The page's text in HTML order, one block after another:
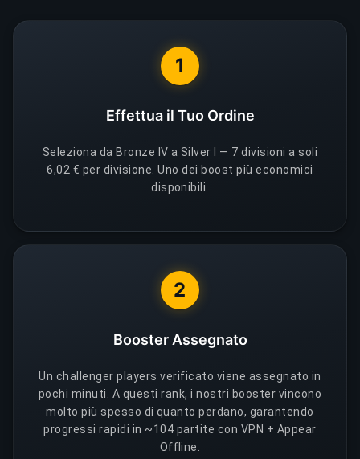
1
Effettua il Tuo Ordine
Seleziona da Bronze IV a Silver I — 7 divisioni a soli
6,02 € per divisione. Uno dei boost più economici
disponibili.
2
Booster Assegnato
Un challenger players verificato viene assegnato in
pochi minuti. A questi rank, i nostri booster vincono
molto più spesso di quanto perdano, garantendo
progressi rapidi in ~104 partite con VPN + Appear
Offline.